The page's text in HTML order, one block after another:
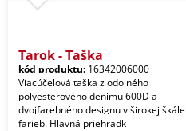
Tarok - Taška
kód produktu: 16342006000
Viacúčelová taška z odolného
polyesterového denimu 600D a
dvojfarebného designu v širokej škále
farieb. Hlavná priehradk